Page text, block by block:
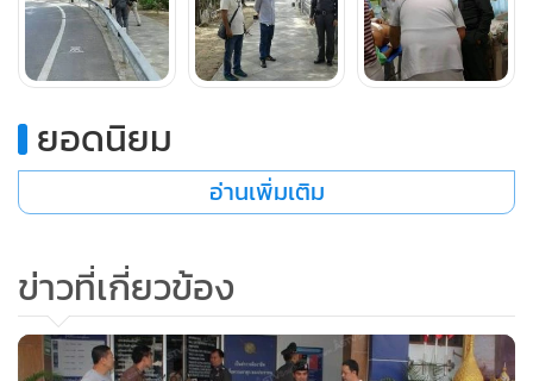
อยู่
จากการสอบสวนทราบว่าก่อนเกิดเหตุนายอีด กำลังขับรถกลับ
จากการประกอบพิธีทางศาสนาที่มัสยิด โดยระหว่างทางก่อนจะ
ถึงบ้านพัก มีคนร้ายไม่ทราบจำนวนใช้อาวุธปืนยิงจนบาดเจ็บ แต่
นายอีด พยายามขับรถจักรยานยนต์ต่อมาจนถึงเกือบถึงบ้าน
เร่งด่วน แต่อย่างไรก็ตามนายอีดได้เสียชีวิตในเวลาต่อมา
อย่างไรก็ตามหลังเกิดเหตุ พ.ต.อ.ชัยวัฒน์ อุ้ยคำ ผกก.สภ.กะทู้ ได้
เรียกประชุมเจ้าหน้าชุดสืบสวนอย่างเร่งด่วน เพื่อจะคลี่คลายคดี
ยอดนิยม
อ่านเพิ่มเติม
ข่าวที่เกี่ยวข้อง